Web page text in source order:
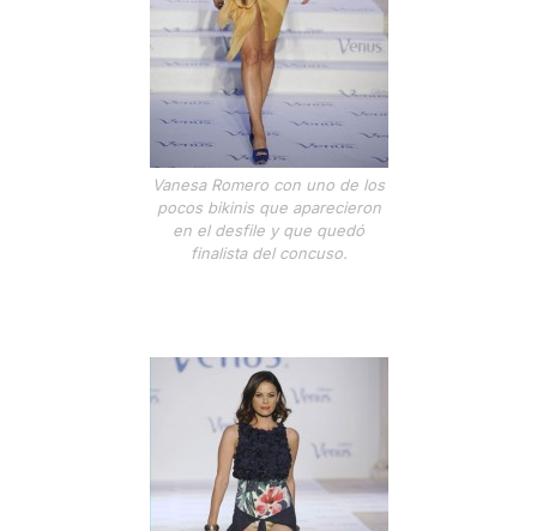
Vanesa Romero con uno de los
pocos bikinis que aparecieron
en el desfile y que quedó
finalista del concuso.